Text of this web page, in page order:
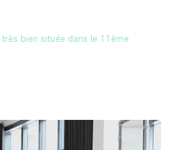
bien située dans le 11ème